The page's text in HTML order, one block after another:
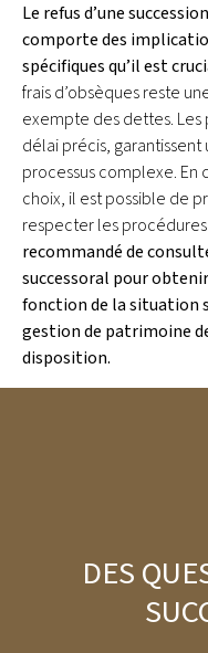
Le refus d’une
comporte des
spécifiques qu’il est
frais d’obsèques reste
exempte des dettes. Les
délai précis,
processus complexe.
choix, il est possible de
respecter les
recommandé de
successoral pour
fonction de la situation
gestion de patrimoine
disposition.
DES